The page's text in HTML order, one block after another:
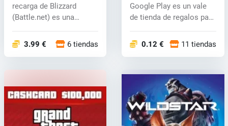
recarga de Blizzard
(Battle.net) es una
3.99 € 6 tiendas
Google Play es un vale
de tienda de regalos para
0.12 € 11 tiendas